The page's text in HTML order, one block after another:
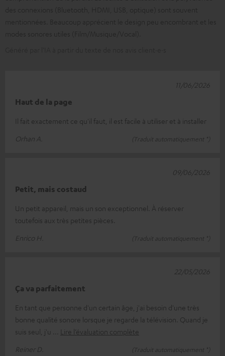
Haut de la page
Il fait exactement ce qu'il faut, il est facile à utiliser et à installer
Orhan A.
(Traduit automatiquement *)
11/06/2026
Petit, mais costaud
Un petit appareil, mais un son exceptionnel. À réserver
toutefois aux très petites pièces.
Enrico H.
(Traduit automatiquement *)
09/06/2026
Ça va parfaitement
En tant que personne d'un certain âge, j'ai besoin d'une très
bonne qualité sonore lorsque je regarde la télévision. Quand je
suis seul, j'u
Lire l’évaluation complète
Reiner D.
(Traduit automatiquement *)
22/05/2026